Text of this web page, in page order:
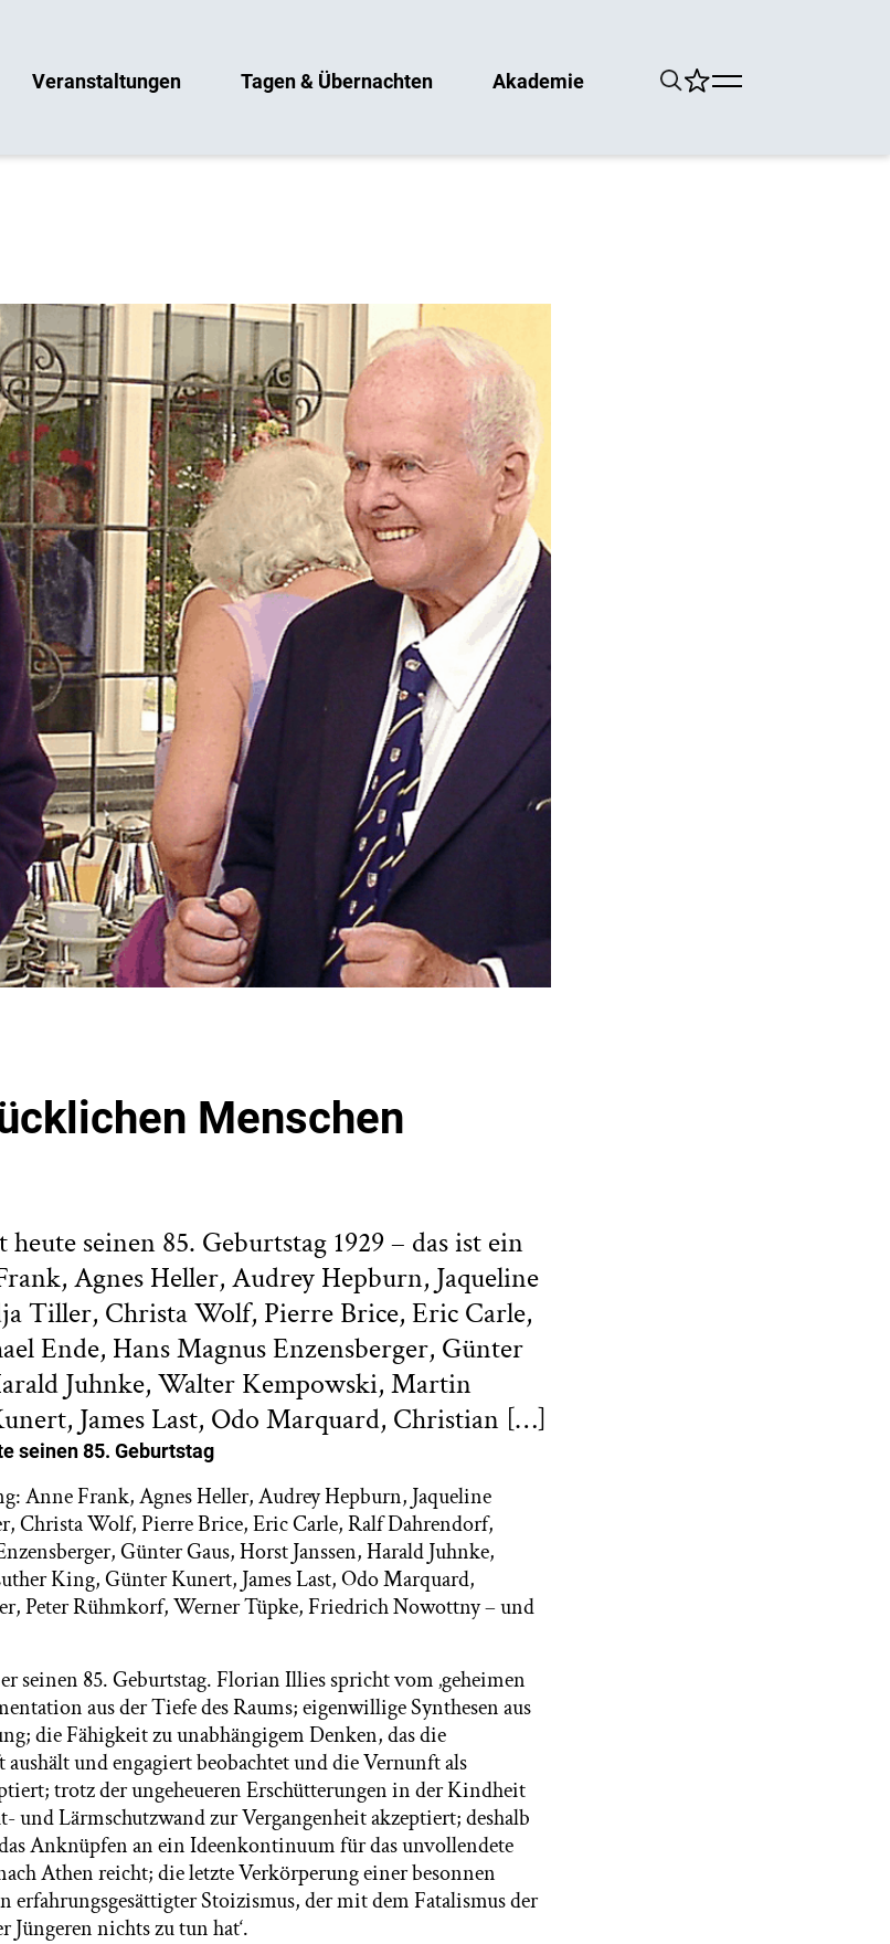
Veranstaltungen Tagen & Übernachten Akademie
Menschen
seinen 85. Geburtstag 1929 – das ist ein
Agnes Heller, Audrey Hepburn, Jaqueline
Tiller, Christa Wolf, Pierre Brice, Eric Carle,
Ende, Hans Magnus Enzensberger, Günter
Juhnke, Walter Kempowski, Martin
James Last, Odo Marquard, Christian […]
seinen 85. Geburtstag
Anne Frank, Agnes Heller, Audrey Hepburn, Jaqueline
Christa Wolf, Pierre Brice, Eric Carle, Ralf Dahrendorf,
Günter Gaus, Horst Janssen, Harald Juhnke,
King, Günter Kunert, James Last, Odo Marquard,
Peter Rühmkorf, Werner Tüpke, Friedrich Nowottny – und
seinen 85. Geburtstag. Florian Illies spricht vom ‚geheimen
aus der Tiefe des Raums; eigenwillige Synthesen aus
die Fähigkeit zu unabhängigem Denken, das die
und engagiert beobachtet und die Vernunft als
trotz der ungeheueren Erschütterungen in der Kindheit
und Lärmschutzwand zur Vergangenheit akzeptiert; deshalb
Anknüpfen an ein Ideenkontinuum für das unvollendete
Athen reicht; die letzte Verkörperung einer besonnen
Stoizismus, der mit dem Fatalismus der
nichts zu tun hat‘.